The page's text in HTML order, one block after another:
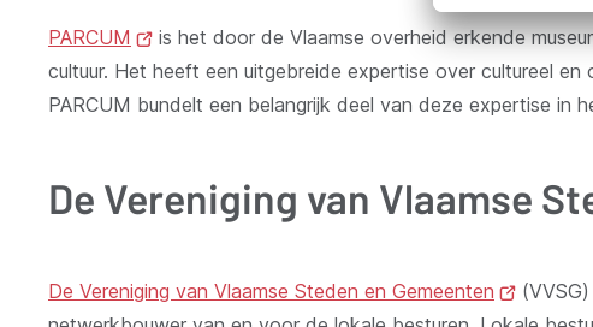
PARCUM
(opent
nieuw
venster)
is het door de Vlaamse overheid erkende
cultuur. Het heeft een uitgebreide expertise over cultureel
PARCUM bundelt een belangrijk deel van deze expertise in
De Vereniging van Vlaamse
De Vereniging van Vlaamse Steden en Gemeenten
(opent